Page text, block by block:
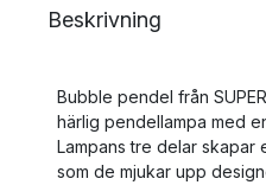
Beskrivning
Bubble pendel från
härlig pendellampa med
Lampans tre delar skapar
som de mjukar upp